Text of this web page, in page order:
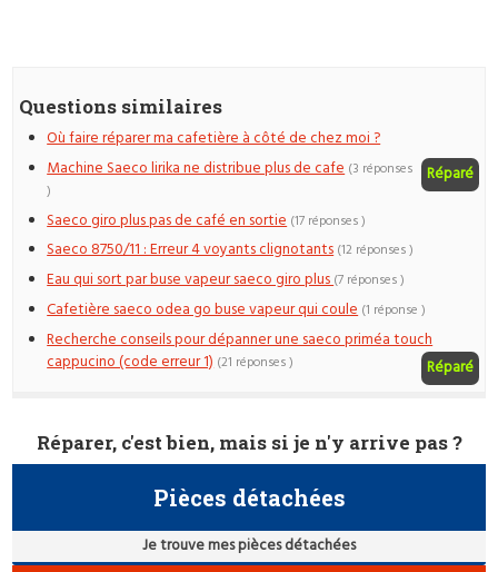
Questions similaires
Où faire réparer ma cafetière à côté de chez moi ?
Machine Saeco lirika ne distribue plus de cafe
Réparé
(3 réponses
)
Saeco giro plus pas de café en sortie (17 réponses )
Saeco 8750/11 : Erreur 4 voyants clignotants (12 réponses )
Eau qui sort par buse vapeur saeco giro plus(7 réponses )
Cafetière saeco odea go buse vapeur qui coule (1 réponse )
Recherche conseils pour dépanner une saeco priméa touch
cappucino (code erreur 1)
Réparé
(21 réponses )
Réparer, c'est bien, mais si je n'y arrive pas ?
Pièces détachées
Je trouve mes pièces détachées